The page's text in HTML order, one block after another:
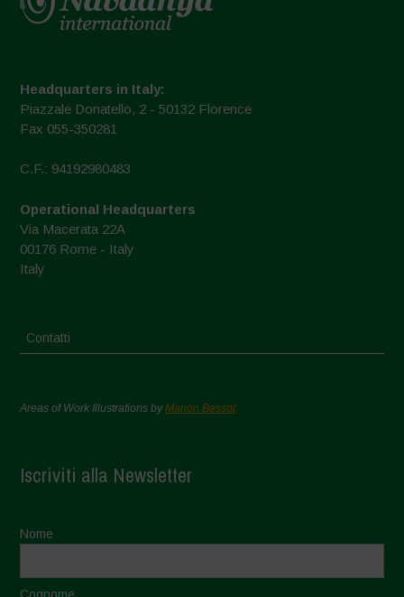
Headquarters in Italy:
Piazzale Donatello, 2 - 50132 Florence
Fax 055-350281
C.F.: 94192980483
Operational Headquarters
Via Macerata 22A
00176 Rome - Italy
Italy
Contatti
Areas of Work Illustrations byMarion Bessol
Iscriviti alla Newsletter
Nome